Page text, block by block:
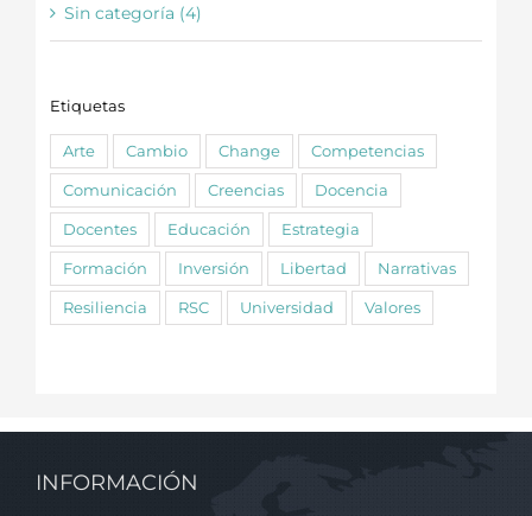
Sin categoría (4)
Etiquetas
Arte Cambio Change Competencias
Comunicación Creencias Docencia
Docentes Educación Estrategia
Formación Inversión Libertad Narrativas
Resiliencia RSC Universidad Valores
INFORMACIÓN